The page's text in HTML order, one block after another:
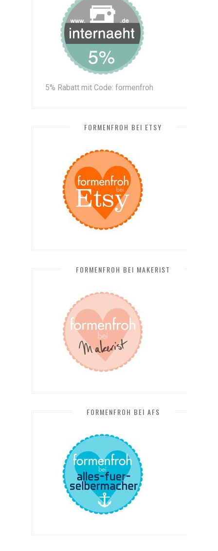
5% Rabatt mit Code: formenfroh
FORMENFROH BEI ETSY
FORMENFROH BEI MAKERIST
FORMENFROH BEI AFS